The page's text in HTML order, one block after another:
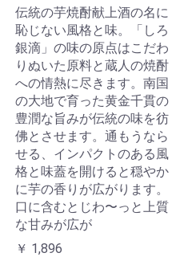
伝統の芋焼酎献上酒の名に
恥じない風格と味。「しろ
銀滴」の味の原点はこだわ
りぬいた原料と蔵人の焼酎
への情熱に尽きます。南国
の大地で育った黄金千貫の
豊潤な旨みが伝統の味を彷
佛とさせます。通もうなら
せる、インパクトのある風
格と味蓋を開けると穏やか
に芋の香りが広がります。
口に含むとじわ〜っと上質
な甘みが広が
￥ 1,896